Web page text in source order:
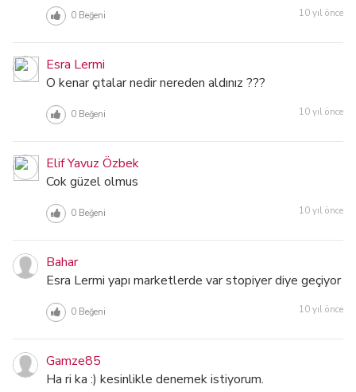
0Beğeni 10 yıl önce
Esra Lermi
O kenar çıtalar nedir nereden aldınız ???
0Beğeni 10 yıl önce
Elif Yavuz Özbek
Cok güzel olmus
0Beğeni 10 yıl önce
Bahar
Esra Lermi yapı marketlerde var stopiyer diye geçiyor
0Beğeni 10 yıl önce
Gamze85
Ha ri ka :) kesinlikle denemek istiyorum.